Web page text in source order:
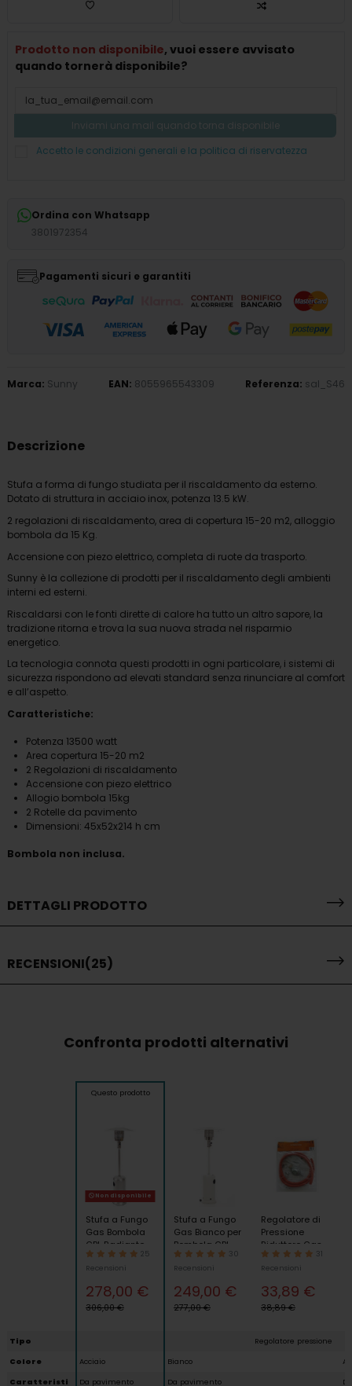
Prodotto non disponibile, vuoi essere avvisato
quando tornerà disponibile?
Accetto le condizioni generali e la politica di riservatezza
Ordina con Whatsapp
3801972354
Pagamenti sicuri e garantiti
Marca: Sunny EAN: 8055965543309 Referenza: sal_S46
Descrizione
Stufa a forma di fungo studiata per il riscaldamento da esterno.
Dotato di struttura in acciaio inox, potenza 13.5 kW.
2 regolazioni di riscaldamento, area di copertura 15-20 m2, alloggio
bombola da 15 Kg.
Accensione con piezo elettrico, completa di ruote da trasporto.
Sunny è la collezione di prodotti per il riscaldamento degli ambienti
interni ed esterni.
Riscaldarsi con le fonti dirette di calore ha tutto un altro sapore, la
tradizione ritorna e trova la sua nuova strada nel risparmio
energetico.
La tecnologia connota questi prodotti in ogni particolare, i sistemi di
sicurezza rispondono ad elevati standard senza rinunciare al comfort
e all’aspetto.
Caratteristiche:
Potenza 13500 watt
Area copertura 15-20 m2
2 Regolazioni di riscaldamento
Accensione con piezo elettrico
Allogio bombola 15kg
2 Rotelle da pavimento
Dimensioni: 45x52x214 h cm
Bombola non inclusa.
DETTAGLI PRODOTTO
RECENSIONI(25)
Confronta prodotti alternativi
Questo prodotto
Non disponibile
Stufa a Fungo
Gas Bombola
GPL Radiante
Riscaldamento
da Esterno
25
Recensioni
278,00 €
306,00 €
Stufa a Fungo
Gas Bianco per
Bombola GPL
radiante
Riscaldante da
30
Recensioni
249,00 €
277,00 €
Regolatore di
Pressione
Riduttore Gas
per Stufe
Bombole
Funghi Tubo 150
31
Recensioni
33,89 €
38,89 €
Tipo
Regolatore pressione
Colore
Acciaio Bianco
Caratteristi
Da pavimento Da pavimento